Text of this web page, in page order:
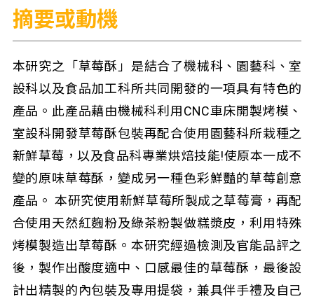
摘要或動機
本研究之「草莓酥」是結合了機械科、園藝科、室
設科以及食品加工科所共同開發的一項具有特色的
產品。此產品藉由機械科利用CNC車床開製烤模、
室設科開發草莓酥包裝再配合使用園藝科所栽種之
新鮮草莓，以及食品科專業烘焙技能!使原本一成不
變的原味草莓酥，變成另一種色彩鮮豔的草莓創意
產品。 本研究使用新鮮草莓所製成之草莓膏，再配
合使用天然紅麴粉及綠茶粉製做糕漿皮，利用特殊
烤模製造出草莓酥。本研究經過檢測及官能品評之
後，製作出酸度適中、口感最佳的草莓酥，最後設
計出精製的內包裝及專用提袋，兼具伴手禮及自己